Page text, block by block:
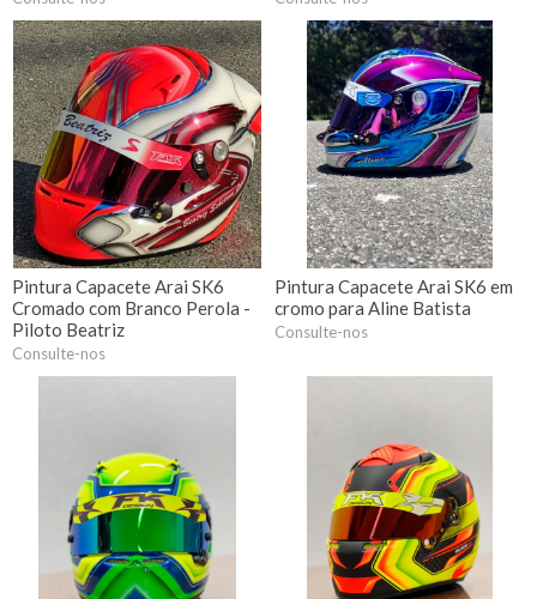
Pintura Capacete Arai SK6
Cromado com Branco Perola -
Piloto Beatriz
Consulte-nos
Pintura Capacete Arai SK6 em
cromo para Aline Batista
Consulte-nos